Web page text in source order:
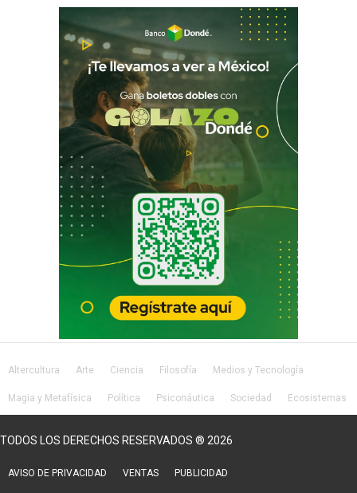
Altercultura Arte Ciencia Filosofía Medios y Tecnología
Magia y Metafísica Política Psiconáutica Sociedad Ecosistemas
TODOS LOS DERECHOS RESERVADOS ® 2026
AVISO DE PRIVACIDAD VENTAS PUBLICIDAD